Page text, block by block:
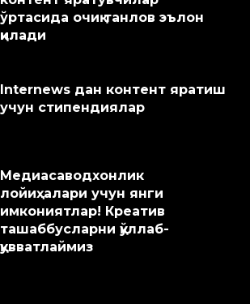
ўртасида очиқ танлов эълон
қилади
Internews дан контент яратиш
учун стипендиялар
Медиасаводхонлик
лойиҳалари учун янги
имкониятлар! Креатив
ташаббусларни қўллаб-
қувватлаймиз